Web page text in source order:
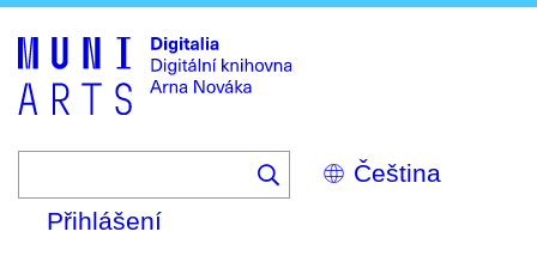
Select
your
Přihlášení